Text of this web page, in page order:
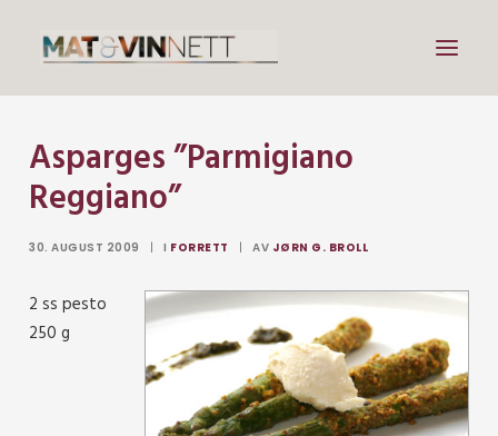
Mat
Drikke
Om vin
Asparges ”Parmigiano
Reggiano”
30. AUGUST 2009 | I FORRETT | AV JØRN G. BROLL
2 ss pesto
250 g